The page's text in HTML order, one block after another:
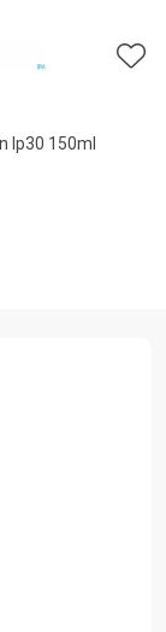
Ip30 150ml